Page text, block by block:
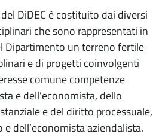
DiDEC è costituito dai diversi
che sono rappresentati in
Dipartimento un terreno fertile
e di progetti coinvolgenti
comune competenze
e dell’economista, dello
e del diritto processuale,
dell’economista aziendalista.